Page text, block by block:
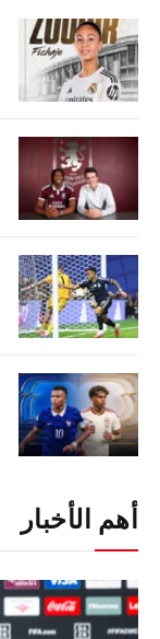
أهم الأخبار